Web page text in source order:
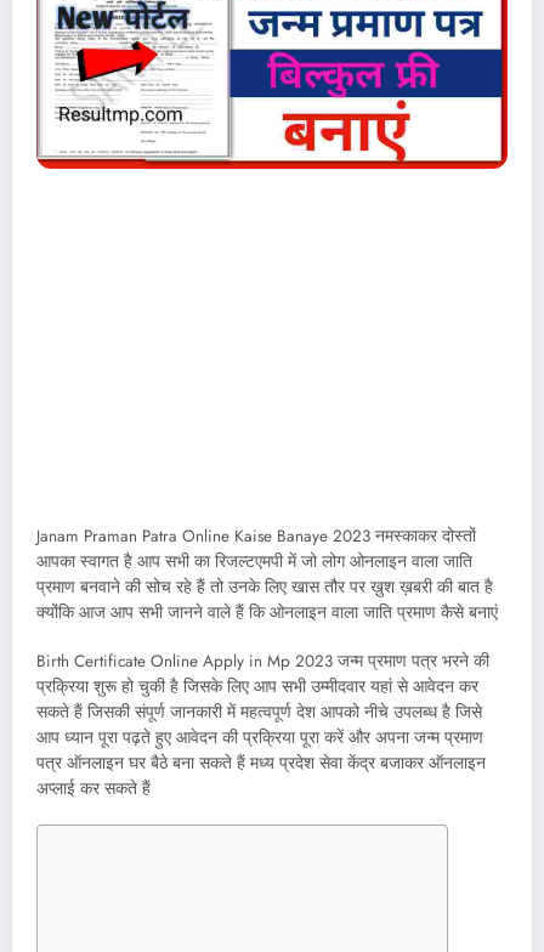
Janam Praman Patra Online Kaise Banaye 2023 नमस्काकर दोस्तों
आपका स्वागत है आप सभी का रिजल्टएमपी में जो लोग ओनलाइन वाला जाति
प्रमाण बनवाने की सोच रहे हैं तो उनके लिए खास तौर पर ख़ुश ख़बरी की बात है
क्योंकि आज आप सभी जानने वाले हैं कि ओनलाइन वाला जाति प्रमाण कैसे बनाएं
Birth Certificate Online Apply in Mp 2023 जन्म प्रमाण पत्र भरने की
प्रक्रिया शुरू हो चुकी है जिसके लिए आप सभी उम्मीदवार यहां से आवेदन कर
सकते हैं जिसकी संपूर्ण जानकारी में महत्वपूर्ण देश आपको नीचे उपलब्ध है जिसे
आप ध्यान पूरा पढ़ते हुए आवेदन की प्रक्रिया पूरा करें और अपना जन्म प्रमाण
पत्र ऑनलाइन घर बैठे बना सकते हैं मध्य प्रदेश सेवा केंद्र बजाकर ऑनलाइन
अप्लाई कर सकते हैं